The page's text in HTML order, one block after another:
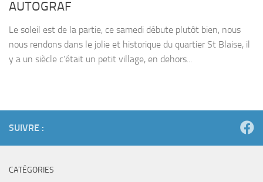
AUTOGRAF
Le soleil est de la partie, ce samedi débute plutôt bien, nous
nous rendons dans le jolie et historique du quartier St Blaise, il
y a un siècle c’était un petit village, en dehors...
SUIVRE :
CATÉGORIES